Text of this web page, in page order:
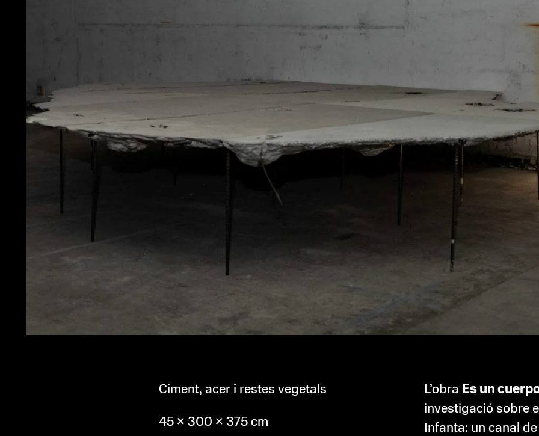
Ciment, acer i restes vegetals
45 × 300 × 375 cm
L’obra Es un
investigació sobre
Infanta: un canal